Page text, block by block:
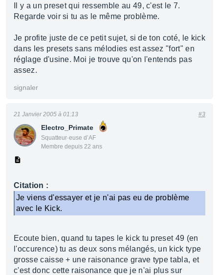
Il y a un preset qui ressemble au 49, c'est le 7.
Regarde voir si tu as le même problème.
Je profite juste de ce petit sujet, si de ton coté, le kick
dans les presets sans mélodies est assez "fort" en
réglage d'usine. Moi je trouve qu'on l'entends pas
assez.
signaler
Electro_Primate
Squatteur·euse d’AF
Membre depuis 22 ans
21 Janvier 2005 à 01:13 #3
Citation :
Je viens d'essayer et je n'ai pas eu de problème
avec le Kick.
Ecoute bien, quand tu tapes le kick tu preset 49 (en
l'occurence) tu as deux sons mélangés, un kick type
grosse caisse + une raisonance grave type tabla, et
c'est donc cette raisonance que je n'ai plus sur